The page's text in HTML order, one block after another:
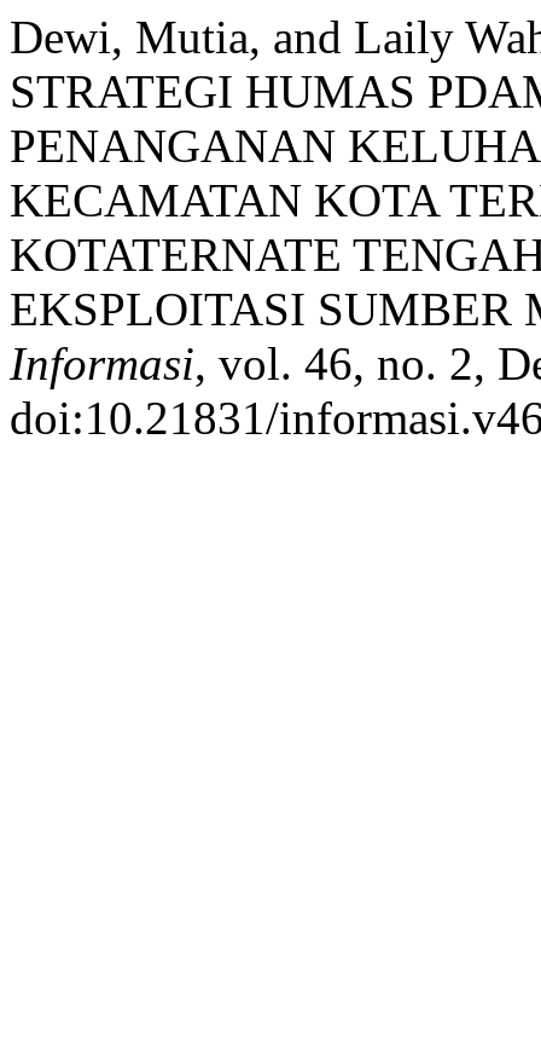
Dewi, Mutia, and Laily
STRATEGI HUMAS
PENANGANAN
KECAMATAN KOTA
KOTATERNATE
EKSPLOITASI SUMBER
Informasi, vol. 46, no. 2,
doi:10.21831/